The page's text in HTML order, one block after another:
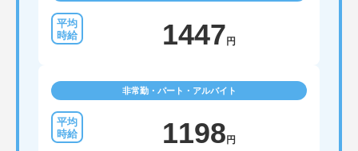
1447 円
非常勤・パート・アルバイト
1198 円